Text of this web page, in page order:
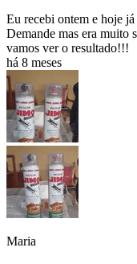
Eu recebi ontem e hoje
Demande mas era muito
vamos ver o resultado!!!
há 8 meses
Maria